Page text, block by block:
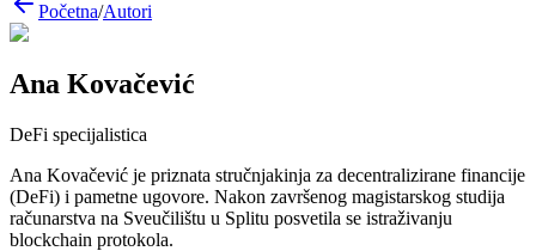
Početna/Autori
Ana Kovačević
DeFi specijalistica
Ana Kovačević je priznata stručnjakinja za decentralizirane financije
(DeFi) i pametne ugovore. Nakon završenog magistarskog studija
računarstva na Sveučilištu u Splitu posvetila se istraživanju
blockchain protokola.